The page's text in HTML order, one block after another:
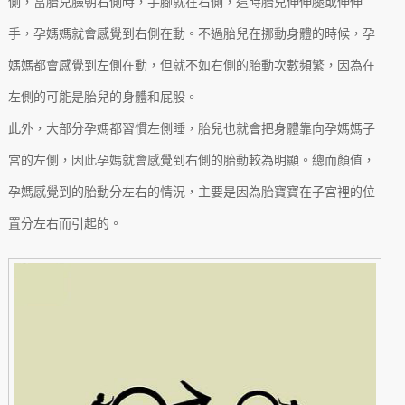
手，孕媽媽就會感覺到右側在動。不過胎兒在挪動身體的時候，孕
媽媽都會感覺到左側在動，但就不如右側的胎動次數頻繁，因為在
左側的可能是胎兒的身體和屁股。
此外，大部分孕媽都習慣左側睡，胎兒也就會把身體靠向孕媽媽子
宮的左側，因此孕媽就會感覺到右側的胎動較為明顯。總而顏值，
孕媽感覺到的胎動分左右的情況，主要是因為胎寶寶在子宮裡的位
置分左右而引起的。